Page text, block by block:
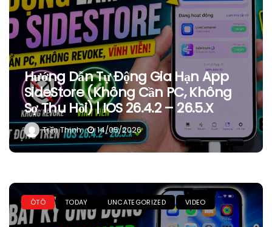
Hướng Dẫn Tự Động Gia Hạn App
SideStore (Không Cần PC, Không
Sợ Thu Hồi) | IOS 26.4.2 – 26.5.x
Trần Thịnh 14/05/2026
ÔTÔ TODAY UNCATEGORIZED VIDEO